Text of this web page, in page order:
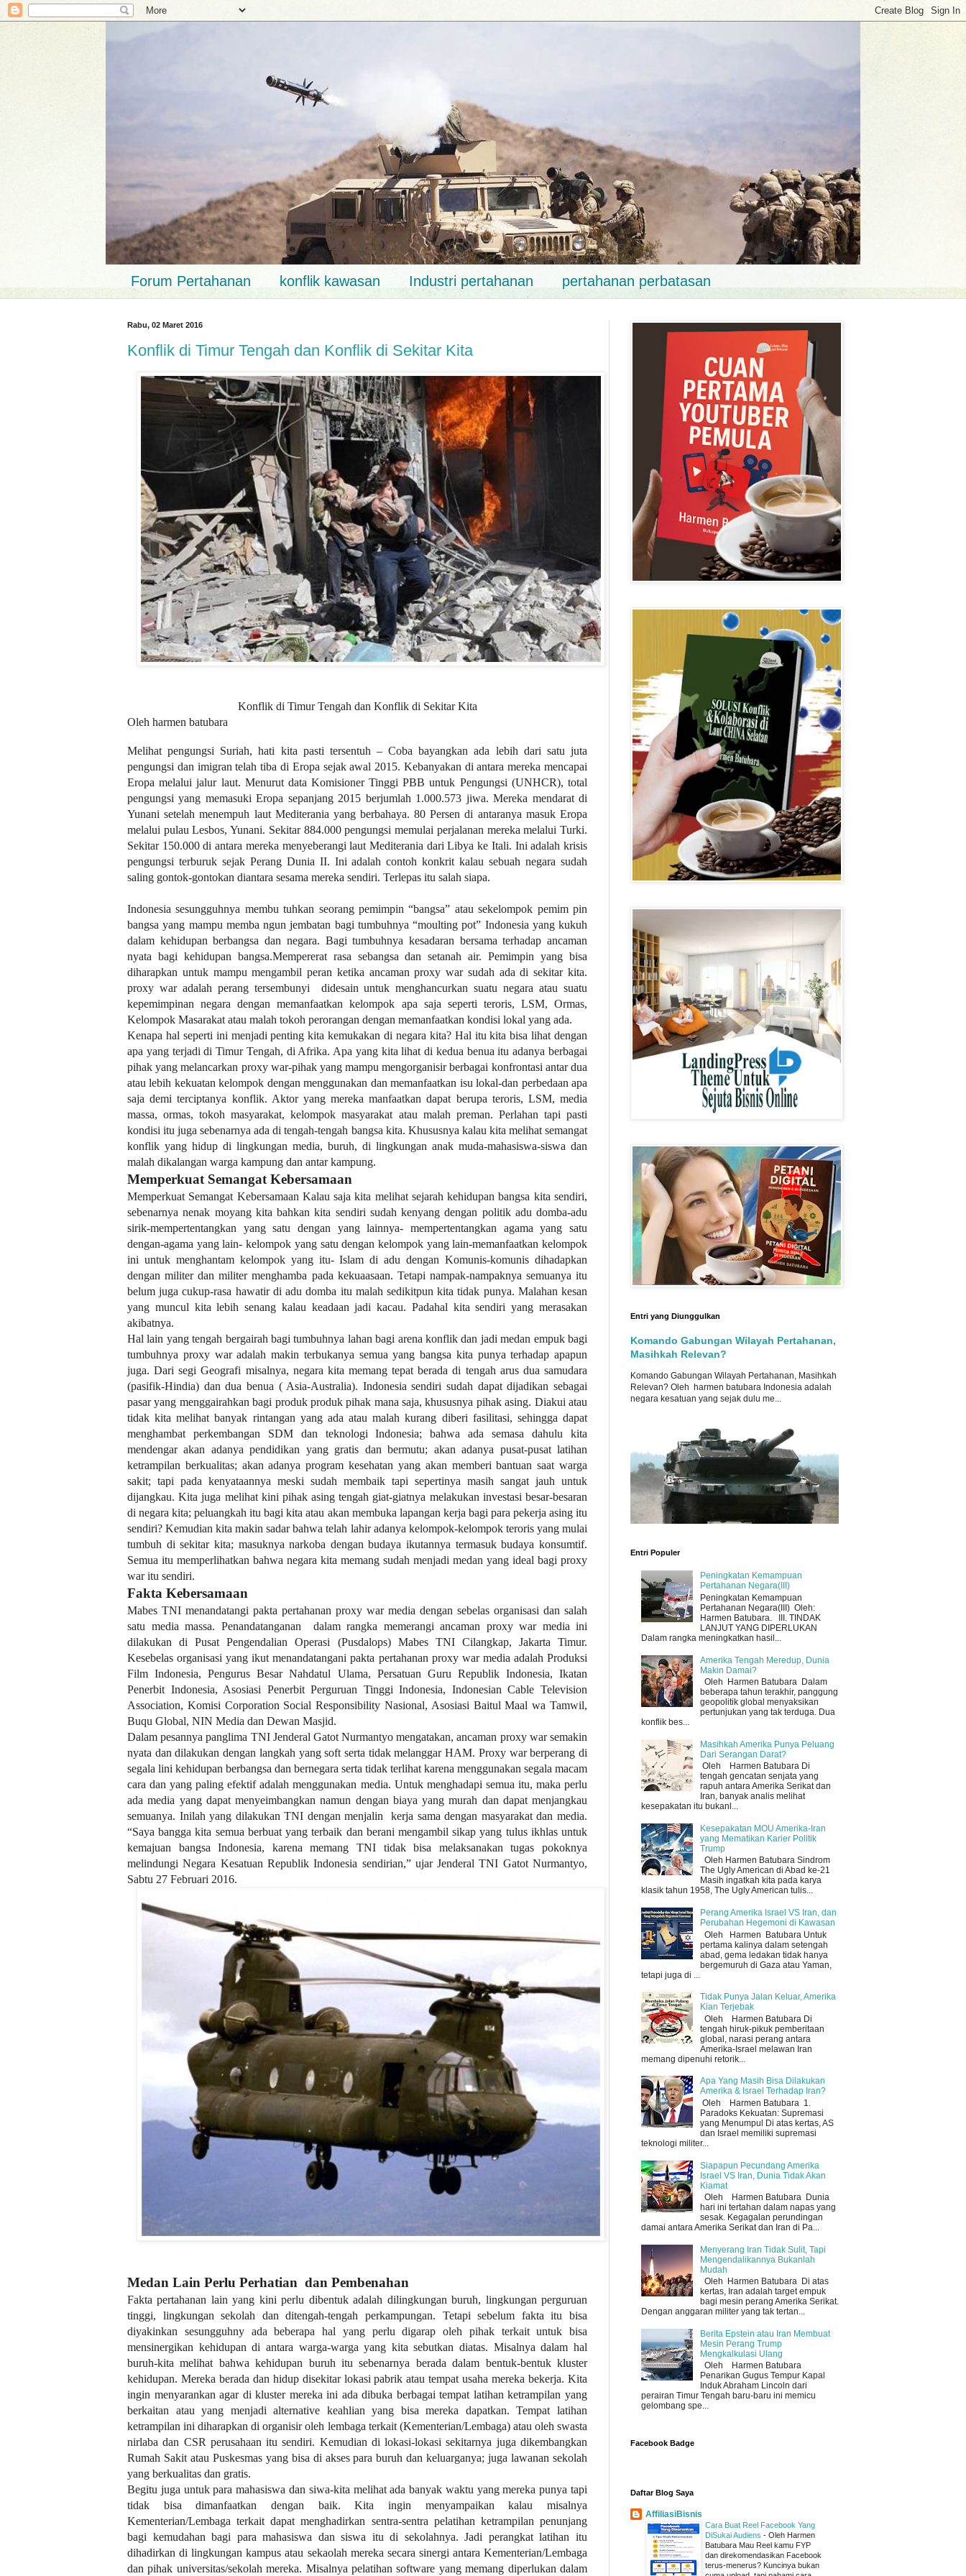
Forum Pertahanan konflik kawasan Industri pertahanan pertahanan perbatasan
Rabu, 02 Maret 2016
Konflik di Timur Tengah dan Konflik di Sekitar Kita
Konflik di Timur Tengah dan Konflik di Sekitar Kita
Oleh harmen batubara
Melihat pengungsi Suriah, hati kita pasti tersentuh – Coba bayangkan ada lebih dari satu juta
pengungsi dan imigran telah tiba di Eropa sejak awal 2015. Kebanyakan di antara mereka mencapai
Eropa melalui jalur laut. Menurut data Komisioner Tinggi PBB untuk Pengungsi (UNHCR), total
pengungsi yang memasuki Eropa sepanjang 2015 berjumlah 1.000.573 jiwa. Mereka mendarat di
Yunani setelah menempuh laut Mediterania yang berbahaya. 80 Persen di antaranya masuk Eropa
melalui pulau Lesbos, Yunani. Sekitar 884.000 pengungsi memulai perjalanan mereka melalui Turki.
Sekitar 150.000 di antara mereka menyeberangi laut Mediterania dari Libya ke Itali. Ini adalah krisis
pengungsi terburuk sejak Perang Dunia II. Ini adalah contoh konkrit kalau sebuah negara sudah
saling gontok-gontokan diantara sesama mereka sendiri. Terlepas itu salah siapa.
Indonesia sesungguhnya membu tuhkan seorang pemimpin “bangsa” atau sekelompok pemim pin
bangsa yang mampu memba ngun jembatan bagi tumbuhnya “moulting pot” Indonesia yang kukuh
dalam kehidupan berbangsa dan negara. Bagi tumbuhnya kesadaran bersama terhadap ancaman
nyata bagi kehidupan bangsa.Mempererat rasa sebangsa dan setanah air. Pemimpin yang bisa
diharapkan untuk mampu mengambil peran ketika ancaman proxy war sudah ada di sekitar kita.
proxy war adalah perang tersembunyi
didesain untuk menghancurkan suatu negara atau suatu
kepemimpinan negara dengan memanfaatkan kelompok apa saja seperti teroris, LSM, Ormas,
Kelompok Masarakat atau malah tokoh perorangan dengan memanfaatkan kondisi lokal yang ada.
Kenapa hal seperti ini menjadi penting kita kemukakan di negara kita? Hal itu kita bisa lihat dengan
apa yang terjadi di Timur Tengah, di Afrika. Apa yang kita lihat di kedua benua itu adanya berbagai
pihak yang melancarkan proxy war-pihak yang mampu mengorganisir berbagai konfrontasi antar dua
atau lebih kekuatan kelompok dengan menggunakan dan memanfaatkan isu lokal-dan perbedaan apa
saja demi terciptanya konflik. Aktor yang mereka manfaatkan dapat berupa teroris, LSM, media
massa, ormas, tokoh masyarakat, kelompok masyarakat atau malah preman. Perlahan tapi pasti
kondisi itu juga sebenarnya ada di tengah-tengah bangsa kita. Khususnya kalau kita melihat semangat
konflik yang hidup di lingkungan media, buruh, di lingkungan anak muda-mahasiswa-siswa dan
malah dikalangan warga kampung dan antar kampung.
Memperkuat Semangat Kebersamaan
Memperkuat Semangat Kebersamaan Kalau saja kita melihat sejarah kehidupan bangsa kita sendiri,
sebenarnya nenak moyang kita bahkan kita sendiri sudah kenyang dengan politik adu domba-adu
sirik-mempertentangkan yang satu dengan yang lainnya- mempertentangkan agama yang satu
dengan-agama yang lain- kelompok yang satu dengan kelompok yang lain-memanfaatkan kelompok
ini untuk menghantam kelompok yang itu- Islam di adu dengan Komunis-komunis dihadapkan
dengan militer dan militer menghamba pada kekuaasaan. Tetapi nampak-nampaknya semuanya itu
belum juga cukup-rasa hawatir di adu domba itu malah sedikitpun kita tidak punya. Malahan kesan
yang muncul kita lebih senang kalau keadaan jadi kacau. Padahal kita sendiri yang merasakan
akibatnya.
Hal lain yang tengah bergairah bagi tumbuhnya lahan bagi arena konflik dan jadi medan empuk bagi
tumbuhnya proxy war adalah makin terbukanya semua yang bangsa kita punya terhadap apapun
juga. Dari segi Geografi misalnya, negara kita memang tepat berada di tengah arus dua samudara
(pasifik-Hindia) dan dua benua ( Asia-Australia). Indonesia sendiri sudah dapat dijadikan sebagai
pasar yang menggairahkan bagi produk produk pihak mana saja, khususnya pihak asing. Diakui atau
tidak kita melihat banyak rintangan yang ada atau malah kurang diberi fasilitasi, sehingga dapat
menghambat perkembangan SDM dan teknologi Indonesia; bahwa ada semasa dahulu kita
mendengar akan adanya pendidikan yang gratis dan bermutu; akan adanya pusat-pusat latihan
ketrampilan berkualitas; akan adanya program kesehatan yang akan memberi bantuan saat warga
sakit; tapi pada kenyataannya meski sudah membaik tapi sepertinya masih sangat jauh untuk
dijangkau. Kita juga melihat kini pihak asing tengah giat-giatnya melakukan investasi besar-besaran
di negara kita; peluangkah itu bagi kita atau akan membuka lapangan kerja bagi para pekerja asing itu
sendiri? Kemudian kita makin sadar bahwa telah lahir adanya kelompok-kelompok teroris yang mulai
tumbuh di sekitar kita; masuknya narkoba dengan budaya ikutannya termasuk budaya konsumtif.
Semua itu memperlihatkan bahwa negara kita memang sudah menjadi medan yang ideal bagi proxy
war itu sendiri.
Fakta Kebersamaan
Mabes TNI menandatangi pakta pertahanan proxy war media dengan sebelas organisasi dan salah
satu media massa. Penandatanganan dalam rangka memerangi ancaman proxy war media ini
dilakukan di Pusat Pengendalian Operasi (Pusdalops) Mabes TNI Cilangkap, Jakarta Timur.
Kesebelas organisasi yang ikut menandatangani pakta pertahanan proxy war media adalah Produksi
Film Indonesia, Pengurus Besar Nahdatul Ulama, Persatuan Guru Republik Indonesia, Ikatan
Penerbit Indonesia, Asosiasi Penerbit Perguruan Tinggi Indonesia, Indonesian Cable Television
Association, Komisi Corporation Social Responsibility Nasional, Asosiasi Baitul Maal wa Tamwil,
Buqu Global, NIN Media dan Dewan Masjid.
Dalam pesannya panglima TNI Jenderal Gatot Nurmantyo mengatakan, ancaman proxy war semakin
nyata dan dilakukan dengan langkah yang soft serta tidak melanggar HAM. Proxy war berperang di
segala lini kehidupan berbangsa dan bernegara serta tidak terlihat karena menggunakan segala macam
cara dan yang paling efektif adalah menggunakan media. Untuk menghadapi semua itu, maka perlu
ada media yang dapat menyeimbangkan namun dengan biaya yang murah dan dapat menjangkau
semuanya. Inilah yang dilakukan TNI dengan menjalin kerja sama dengan masyarakat dan media.
“Saya bangga kita semua berbuat yang terbaik dan berani mengambil sikap yang tulus ikhlas untuk
kemajuan bangsa Indonesia, karena memang TNI tidak bisa melaksanakan tugas pokoknya
melindungi Negara Kesatuan Republik Indonesia sendirian,” ujar Jenderal TNI Gatot Nurmantyo,
Sabtu 27 Februari 2016.
Medan Lain Perlu Perhatian dan Pembenahan
Fakta pertahanan lain yang kini perlu dibentuk adalah dilingkungan buruh, lingkungan perguruan
tinggi, lingkungan sekolah dan ditengah-tengah perkampungan. Tetapi sebelum fakta itu bisa
diyakinkan sesungguhny ada beberapa hal yang perlu digarap oleh pihak terkait untuk bisa
mensinergikan kehidupan di antara warga-warga yang kita sebutkan diatas. Misalnya dalam hal
buruh-kita melihat bahwa kehidupan buruh itu sebenarnya berada dalam bentuk-bentuk kluster
kehidupan. Mereka berada dan hidup disekitar lokasi pabrik atau tempat usaha mereka bekerja. Kita
ingin menyarankan agar di kluster mereka ini ada dibuka berbagai tempat latihan ketrampilan yang
berkaitan atau yang menjadi alternative keahlian yang bisa mereka dapatkan. Tempat latihan
ketrampilan ini diharapkan di organisir oleh lembaga terkait (Kementerian/Lembaga) atau oleh swasta
nirlaba dan CSR perusahaan itu sendiri. Kemudian di lokasi-lokasi sekitarnya juga dikembangkan
Rumah Sakit atau Puskesmas yang bisa di akses para buruh dan keluarganya; juga lawanan sekolah
yang berkualitas dan gratis.
Begitu juga untuk para mahasiswa dan siwa-kita melihat ada banyak waktu yang mereka punya tapi
tidak bisa dimanfaatkan dengan baik. Kita ingin menyampaikan kalau misalnya
Kementerian/Lembaga terkait dapat menghadirkan sentra-sentra pelatihan ketrampilan penunjang
bagi kemudahan bagi para mahasiswa dan siswa itu di sekolahnya. Jadi perangkat latihan itu
dihadirkan di lingkungan kampus atau sekaolah mereka secara sinergi antara Kementerian/Lembaga
dan pihak universitas/sekolah mereka. Misalnya pelatihan software yang memang diperlukan dalam
Entri yang Diunggulkan
Komando Gabungan Wilayah Pertahanan,
Masihkah Relevan?
Komando Gabungan Wilayah Pertahanan, Masihkah
Relevan? Oleh harmen batubara Indonesia adalah
negara kesatuan yang sejak dulu me...
Entri Populer
Peningkatan Kemampuan
Pertahanan Negara(III)
Peningkatan Kemampuan
Pertahanan Negara(III) Oleh:
Harmen Batubara. III. TINDAK
LANJUT YANG DIPERLUKAN
Dalam rangka meningkatkan hasil...
Amerika Tengah Meredup, Dunia
Makin Damai?
Oleh Harmen Batubara Dalam
beberapa tahun terakhir, panggung
geopolitik global menyaksikan
pertunjukan yang tak terduga. Dua
konflik bes...
Masihkah Amerika Punya Peluang
Dari Serangan Darat?
Oleh Harmen Batubara Di
tengah gencatan senjata yang
rapuh antara Amerika Serikat dan
Iran, banyak analis melihat
kesepakatan itu bukanl...
Kesepakatan MOU Amerika-Iran
yang Mematikan Karier Politik
Trump
Oleh Harmen Batubara Sindrom
The Ugly American di Abad ke-21
Masih ingatkah kita pada karya
klasik tahun 1958, The Ugly American tulis...
Perang Amerika Israel VS Iran, dan
Perubahan Hegemoni di Kawasan
Oleh Harmen Batubara Untuk
pertama kalinya dalam setengah
abad, gema ledakan tidak hanya
bergemuruh di Gaza atau Yaman,
tetapi juga di ...
Tidak Punya Jalan Keluar, Amerika
Kian Terjebak
Oleh Harmen Batubara Di
tengah hiruk-pikuk pemberitaan
global, narasi perang antara
Amerika-Israel melawan Iran
memang dipenuhi retorik...
Apa Yang Masih Bisa Dilakukan
Amerika & Israel Terhadap Iran?
Oleh Harmen Batubara 1.
Paradoks Kekuatan: Supremasi
yang Menumpul Di atas kertas, AS
dan Israel memiliki supremasi
teknologi militer...
Siapapun Pecundang Amerika
Israel VS Iran, Dunia Tidak Akan
Kiamat
Oleh Harmen Batubara Dunia
hari ini tertahan dalam napas yang
sesak. Kegagalan perundingan
damai antara Amerika Serikat dan Iran di Pa...
Menyerang Iran Tidak Sulit, Tapi
Mengendalikannya Bukanlah
Mudah
Oleh Harmen Batubara Di atas
kertas, Iran adalah target empuk
bagi mesin perang Amerika Serikat.
Dengan anggaran militer yang tak tertan...
Berita Epstein atau Iran Membuat
Mesin Perang Trump
Mengkalkulasi Ulang
Oleh Harmen Batubara
Penarikan Gugus Tempur Kapal
Induk Abraham Lincoln dari
perairan Timur Tengah baru-baru ini memicu
gelombang spe...
Facebook Badge
Daftar Blog Saya
AffiliasiBisnis
Cara Buat Reel Facebook Yang
DiSukai Audiens - Oleh Harmen
Batubara Mau Reel kamu FYP
dan direkomendasikan Facebook
terus-menerus? Kuncinya bukan